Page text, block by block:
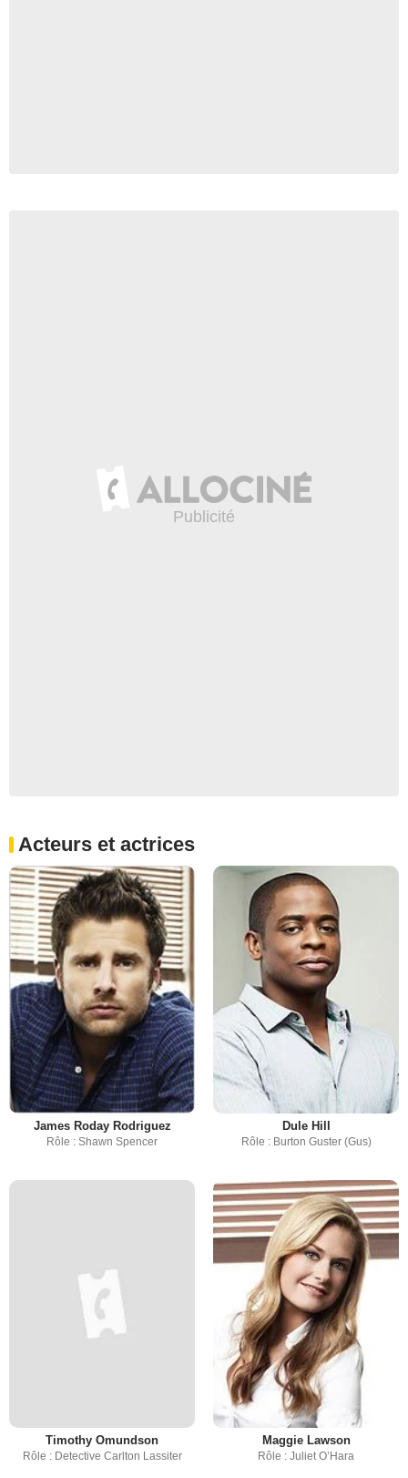
Acteurs et actrices
James Roday Rodriguez
Rôle : Shawn Spencer
Dule Hill
Rôle : Burton Guster (Gus)
Timothy Omundson
Rôle : Detective Carlton Lassiter
Maggie Lawson
Rôle : Juliet O’Hara